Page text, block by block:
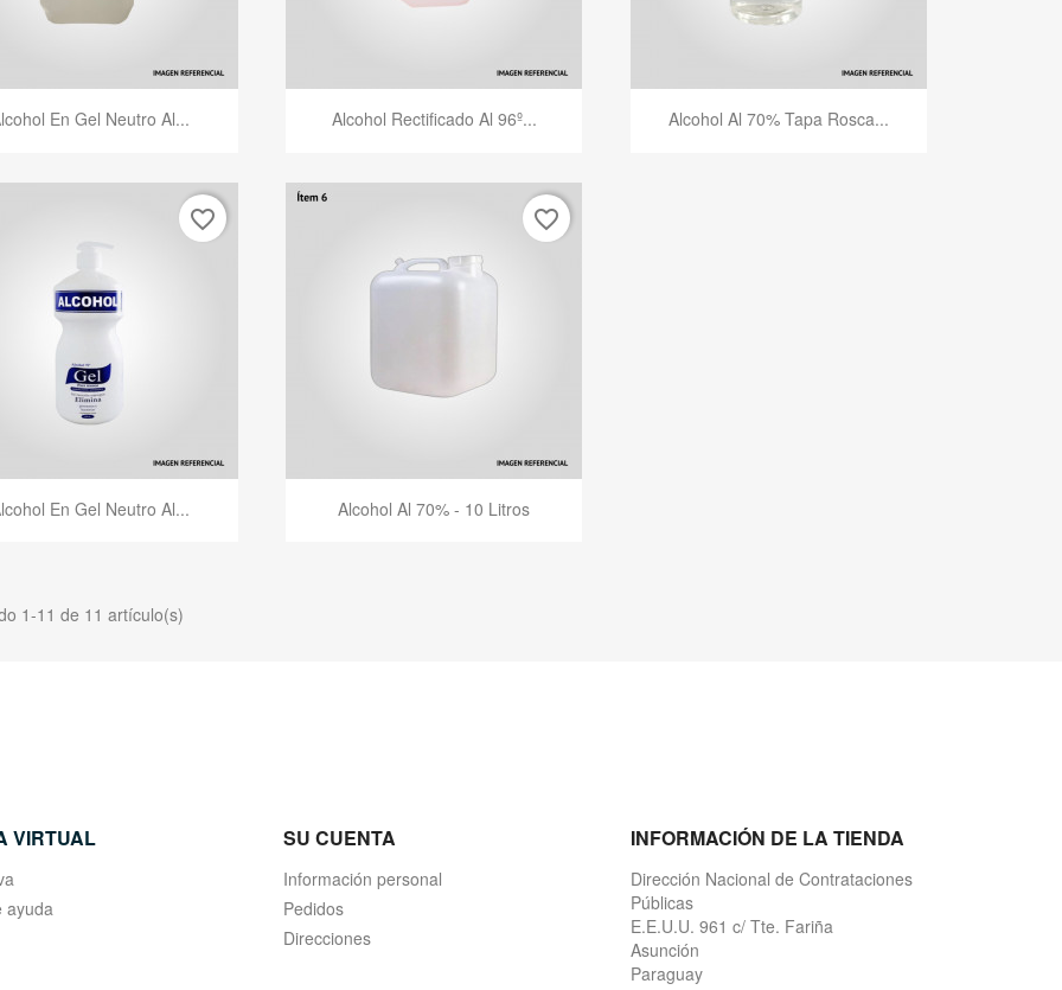
Vista rápida
En Gel Neutro Al... Vista rápida
Alcohol Rectificado Al 96º... Vista rápida
Alcohol Al 70% Tapa Rosca...
Vista rápida
En Gel Neutro Al...
favorite_border
 Vista rápida
Alcohol Al 70% - 10 Litros
favorite_border
1-11 de 11 artículo(s)
VIRTUAL
ayuda
SU CUENTA
Información personal
Pedidos
Direcciones
INFORMACIÓN DE LA TIENDA
Dirección Nacional de Contrataciones
Públicas
E.E.U.U. 961 c/ Tte. Fariña
Asunción
Paraguay